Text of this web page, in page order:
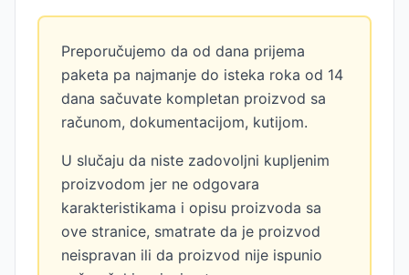
Preporučujemo da od dana prijema
paketa pa najmanje do isteka roka od 14
dana sačuvate kompletan proizvod sa
računom, dokumentacijom, kutijom.
U slučaju da niste zadovoljni kupljenim
proizvodom jer ne odgovara
karakteristikama i opisu proizvoda sa
ove stranice, smatrate da je proizvod
neispravan ili da proizvod nije ispunio